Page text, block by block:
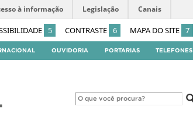
5 CONTRASTE 6 MAPA DO SITE 7
à informação Legislação Canais
OUVIDORIA PORTARIAS TELEFONES